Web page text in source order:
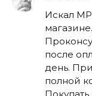
Искал
после
день.
полной